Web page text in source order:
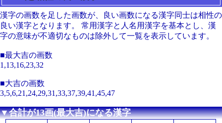
漢字の画数を足した画数が、良い画数になる漢字同士は相性の
良い漢字となります。 常用漢字と人名用漢字を基本とし、漢
字の意味が不適切なものは除外して一覧を表示しています。
■最大吉の画数
1,13,16,23,32
■大吉の画数
3,5,6,21,24,29,31,33,37,39,41,45,47
▼合計が13画(最大吉)になる漢字